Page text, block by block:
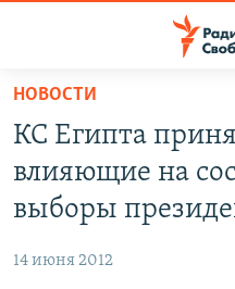
упрощенного
доступа
основному
Вернутся
АВТОРСКИЕ ПРОЕКТЫ
МНЕНИЯ
НОВОСТИ
КС Египта
влияющие на
выборы
14 июня 2012